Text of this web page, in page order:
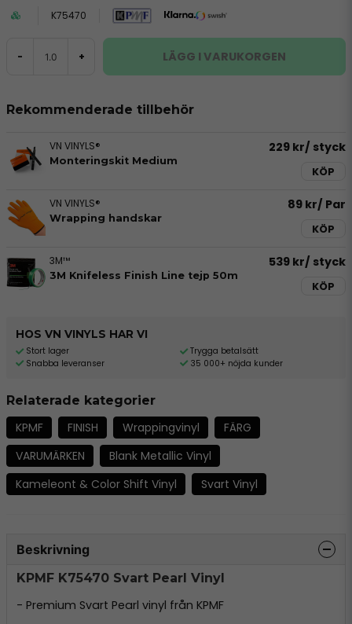
K75470
- + LÄGG I VARUKORGEN
Rekommenderade tillbehör
VN VINYLS®
Monteringskit Medium
229 kr/ styck
KÖP
VN VINYLS®
Wrapping handskar
89 kr/ Par
KÖP
3M™
3M Knifeless Finish Line tejp 50m
539 kr/ styck
KÖP
HOS VN VINYLS HAR VI
Stort lager
Snabba leveranser
Trygga betalsätt
35 000+ nöjda kunder
Relaterade kategorier
KPMF FINISH Wrappingvinyl
FÄRG
VARUMÄRKEN
Blank Metallic Vinyl
Kameleont & Color Shift Vinyl
Svart Vinyl
Beskrivning
KPMF K75470 Svart Pearl Vinyl
- Premium Svart Pearl vinyl från KPMF